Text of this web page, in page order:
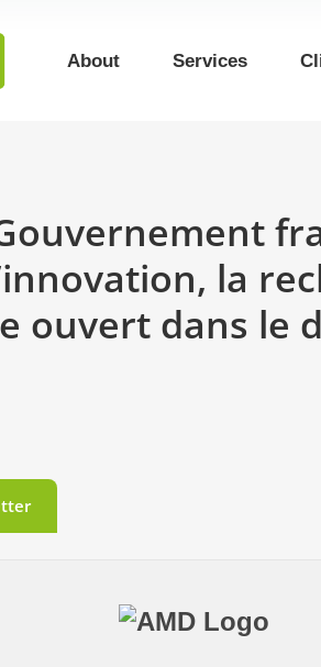
About Services
la
ouvert dans le